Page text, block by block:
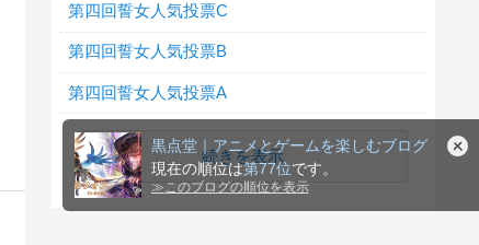
順位
第四回誓女人気投票C
第四回誓女人気投票B
第四回誓女人気投票A
続きを表示